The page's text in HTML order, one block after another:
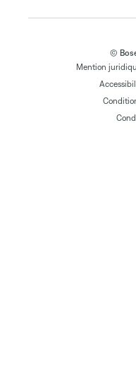
©
Mention